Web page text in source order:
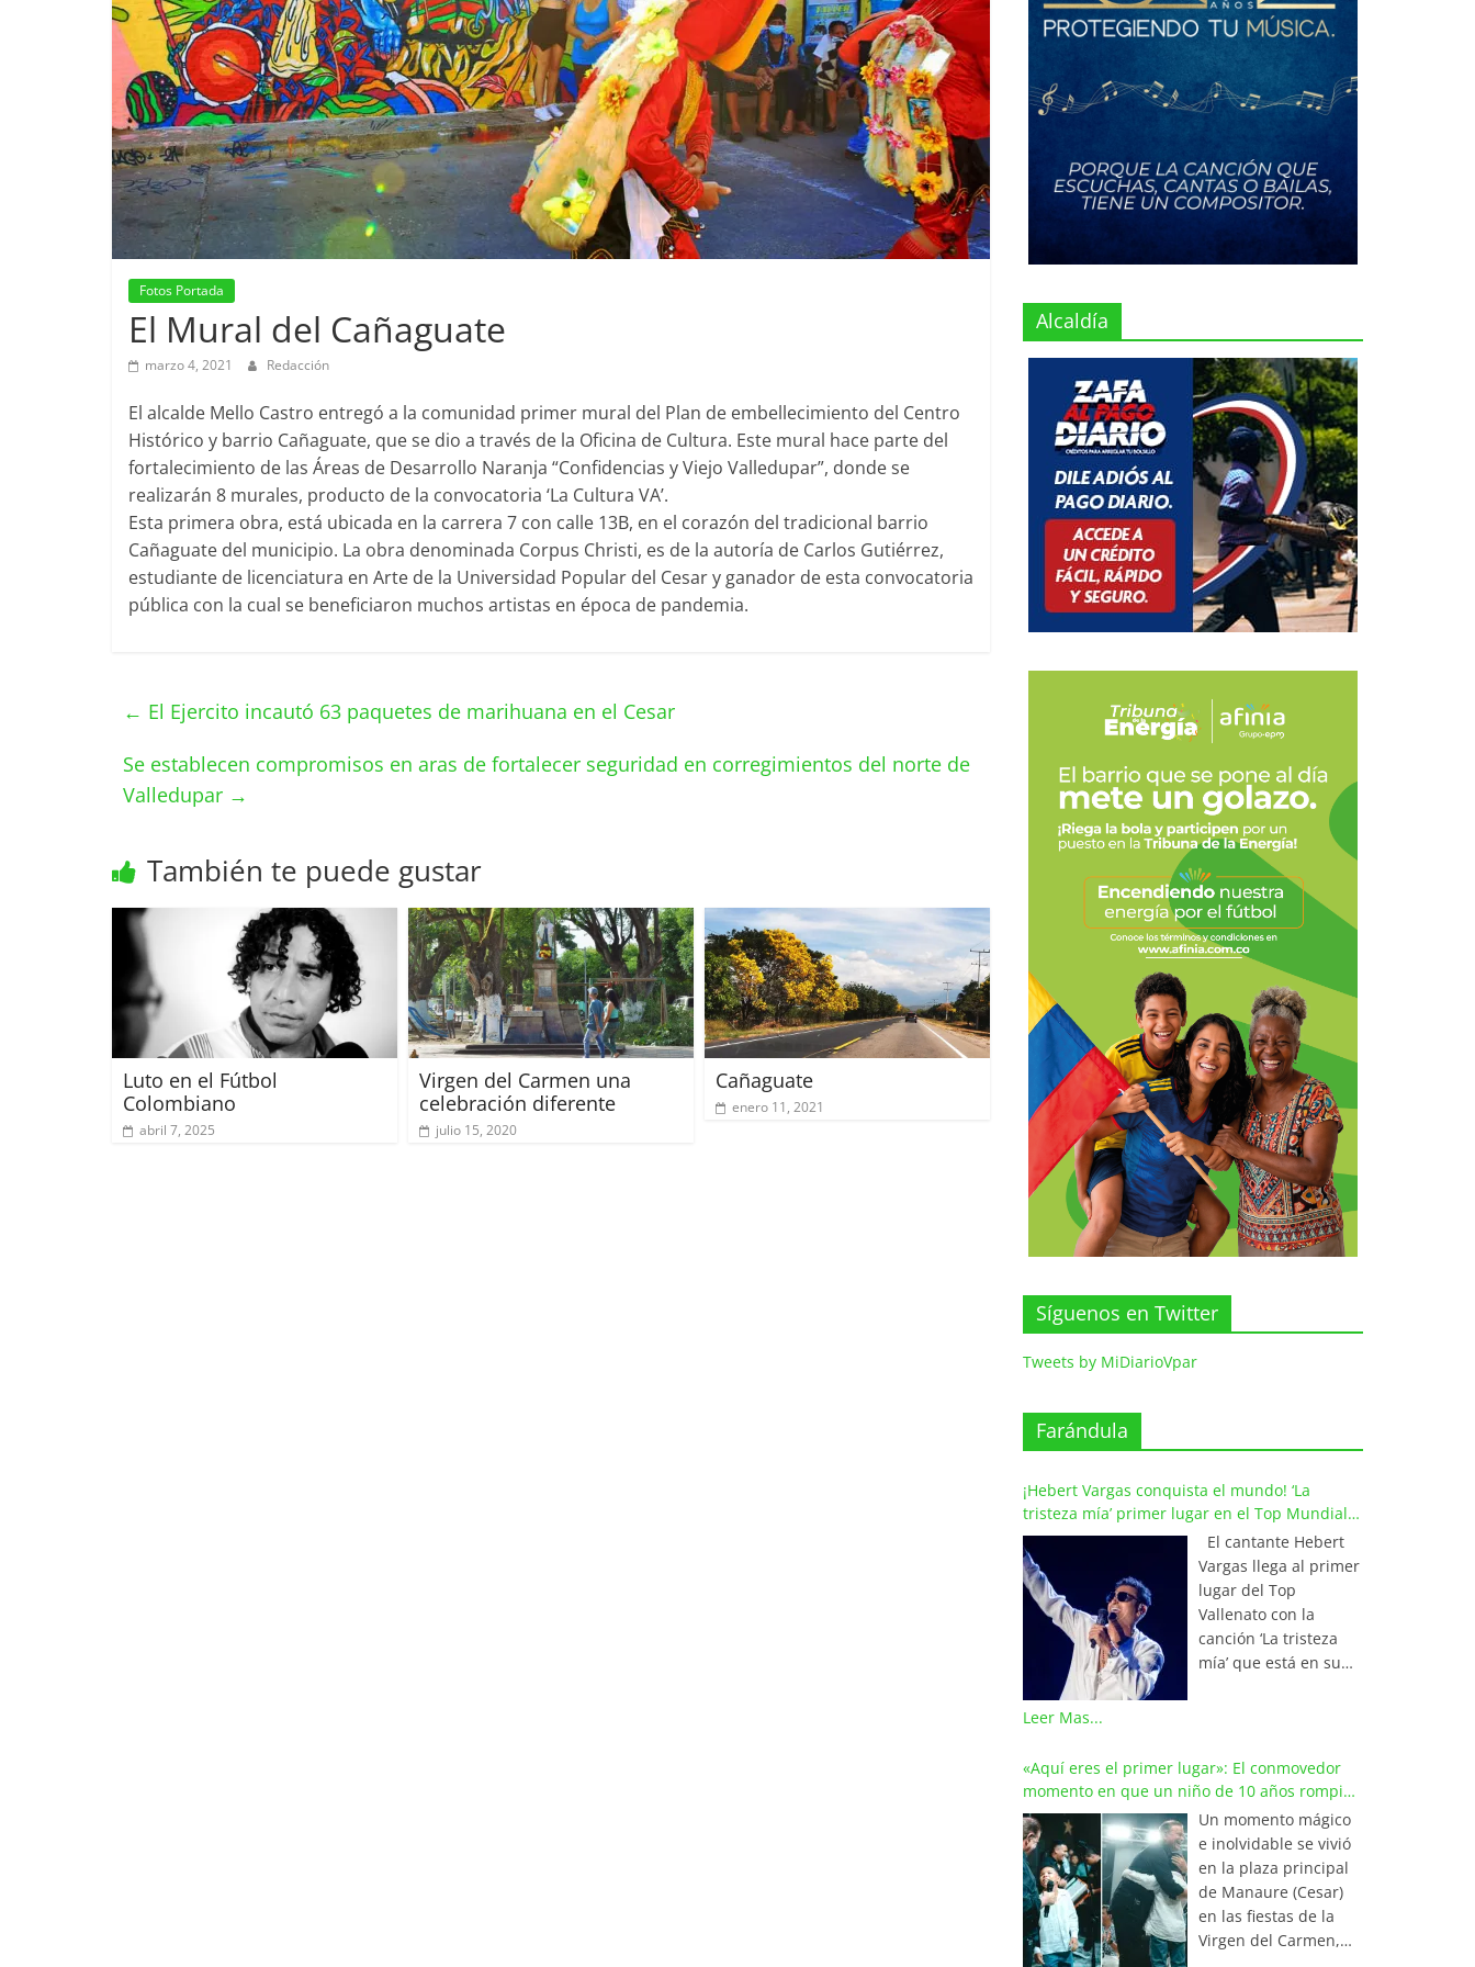
Fotos Portada
El Mural del Cañaguate
marzo 4, 2021 Redacción
El alcalde Mello Castro entregó a la comunidad primer mural del Plan de embellecimiento del Centro
Histórico y barrio Cañaguate, que se dio a través de la Oficina de Cultura. Este mural hace parte del
fortalecimiento de las Áreas de Desarrollo Naranja “Confidencias y Viejo Valledupar”, donde se
realizarán 8 murales, producto de la convocatoria ‘La Cultura VA’.
Esta primera obra, está ubicada en la carrera 7 con calle 13B, en el corazón del tradicional barrio
Cañaguate del municipio. La obra denominada Corpus Christi, es de la autoría de Carlos Gutiérrez,
estudiante de licenciatura en Arte de la Universidad Popular del Cesar y ganador de esta convocatoria
pública con la cual se beneficiaron muchos artistas en época de pandemia.
← El Ejercito incautó 63 paquetes de marihuana en el Cesar
Se establecen compromisos en aras de fortalecer seguridad en corregimientos del norte de
Valledupar →
También te puede gustar
Luto en el Fútbol
Colombiano
abril 7, 2025
Virgen del Carmen una
celebración diferente
julio 15, 2020
Cañaguate
enero 11, 2021
Alcaldía
Síguenos en Twitter
Tweets by MiDiarioVpar
Farándula
¡Hebert Vargas conquista el mundo! ‘La
tristeza mía’ primer lugar en el Top Mundial
del Vallenato
El cantante Hebert
Vargas llega al primer
lugar del Top
Vallenato con la
canción ‘La tristeza
mía’ que está en su
de los listados
musicales en
Colombia y países de
América y Europa.
Esta emotiva
composición del
maestro Wilfran
Castillo se posicionó
en el primer lugar de
Leer Mas...
«Aquí eres el primer lugar»: El conmovedor
momento en que un niño de 10 años rompió
en llanto al cantar con Iván Villazón
Un momento mágico
e inolvidable se vivió
en la plaza principal
de Manaure (Cesar)
en las fiestas de la
Virgen del Carmen,